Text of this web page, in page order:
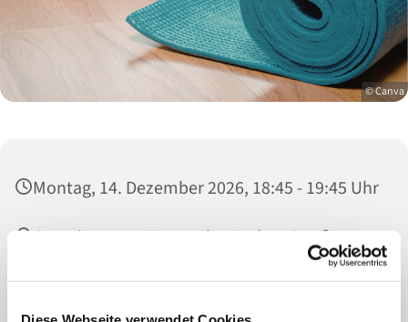
© Canva
Montag, 14. Dezember 2026, 18:45 - 19:45 Uhr
Gemeinsames Haus, Alte Rather Straße 105,
Frau Ebinghaus